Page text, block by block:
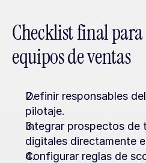
Checklist final
equipos de ventas
Definir responsables
pilotaje.
Integrar prospectos de
digitales directamente
Configurar reglas de